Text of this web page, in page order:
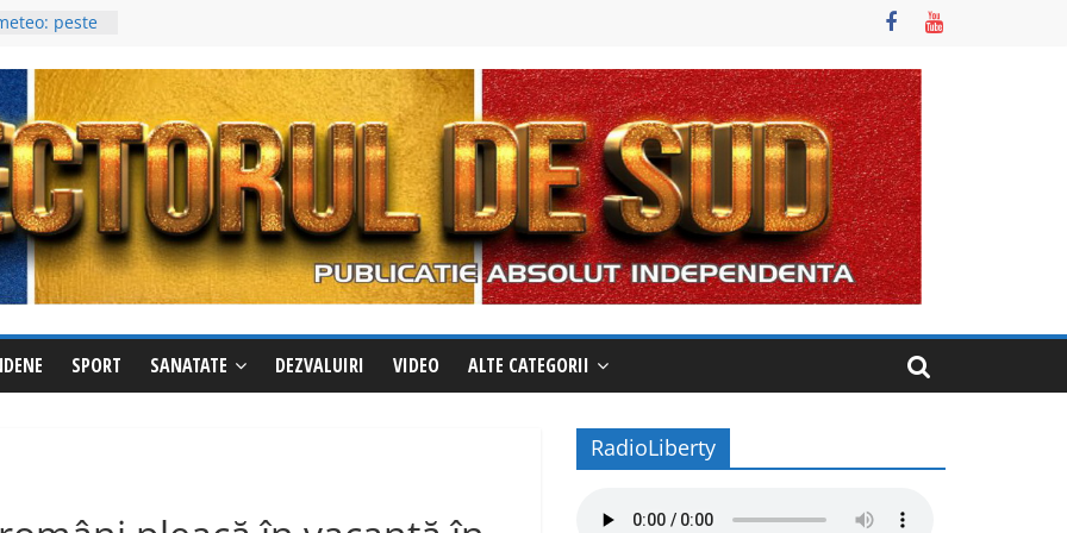
peste
de vijelii și
zile cu
potabile în
un
a
fotbaliști
între 14SPORT SANATATE DEZVALUIRI VIDEO ALTE CATEGORII
RadioLiberty